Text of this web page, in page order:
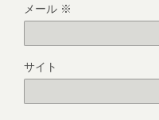
メール ※
サイト